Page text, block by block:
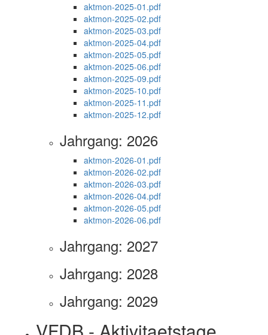
aktmon-2025-01.pdf
aktmon-2025-02.pdf
aktmon-2025-03.pdf
aktmon-2025-04.pdf
aktmon-2025-05.pdf
aktmon-2025-06.pdf
aktmon-2025-09.pdf
aktmon-2025-10.pdf
aktmon-2025-11.pdf
aktmon-2025-12.pdf
Jahrgang: 2026
aktmon-2026-01.pdf
aktmon-2026-02.pdf
aktmon-2026-03.pdf
aktmon-2026-04.pdf
aktmon-2026-05.pdf
aktmon-2026-06.pdf
Jahrgang: 2027
Jahrgang: 2028
Jahrgang: 2029